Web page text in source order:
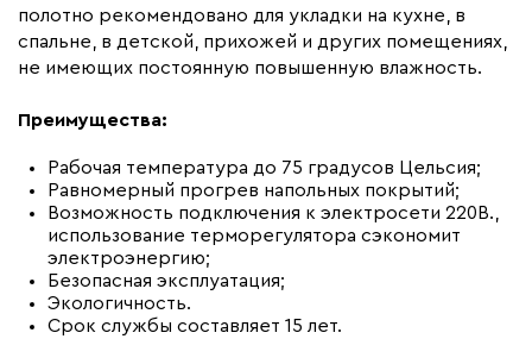
Коллекция
Комплекты Обогрев Люкс
100PL
полотно рекомендовано для укладки на кухне, в
спальне, в детской, прихожей и других помещениях,
не имеющих постоянную повышенную влажность.
Преимущества:
Рабочая температура до 75 градусов Цельсия;
Равномерный прогрев напольных покрытий;
Возможность подключения к электросети 220В.,
использование терморегулятора сэкономит
электроэнергию;
Безопасная эксплуатация;
Экологичность.
Срок службы составляет 15 лет.